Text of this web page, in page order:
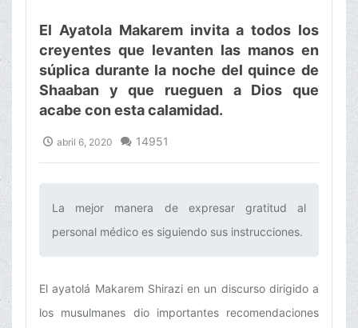
El Ayatola Makarem invita a todos los
creyentes que levanten las manos en
súplica durante la noche del quince de
Shaaban y que rueguen a Dios que
acabe con esta calamidad.
abril 6, 2020 14951
La mejor manera de expresar gratitud al
personal médico es siguiendo sus instrucciones.‌
El ayatolá Makarem Shirazi en un discurso dirigido a
los musulmanes dio importantes recomendaciones